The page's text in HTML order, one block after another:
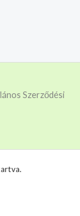
Szerződési